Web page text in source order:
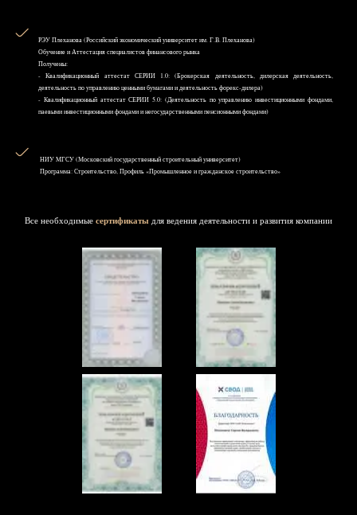
РЭУ Плеханова (Российский экономический университет им. Г.В. Плеханова)
Обучение и Аттестация специалистов финансового рынка
Получены:
- Квалификационный аттестат СЕРИИ 1.0: (Брокерская деятельность, дилерская деятельность,
деятельность по управлению ценными бумагами и деятельность форекс-дилера)
- Квалификационный аттестат СЕРИИ 5.0: (Деятельность по управлению инвестиционными фондами,
паевыми инвестиционными фондами и негосударственными пенсионными фондами)
НИУ MГСУ (Московский государственный строительный университет)
Программа: Строительство, Профиль «Промышленное и гражданское строительство»
Все необходимые сертификаты для ведения деятельности и развития компании